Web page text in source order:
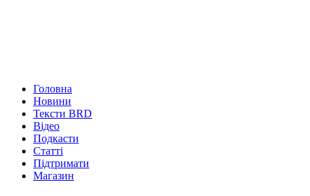
Головна
Новини
Тексти BRD
Відео
Подкасти
Статті
Підтримати
Магазин